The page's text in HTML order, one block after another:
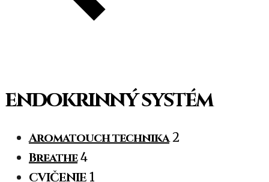
endokrinný systém
Aromatouch technika 2
Breathe 4
CVIČENIE 1